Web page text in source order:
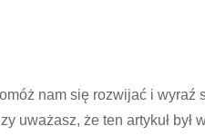
nam się rozwijać i wyraź
uważasz, że ten artykuł był